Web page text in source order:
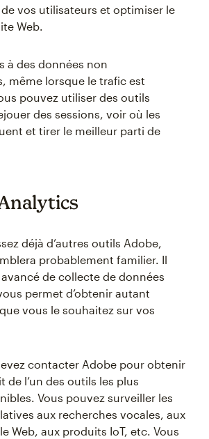
vos utilisateurs et optimiser le
Web.
à des données non
même lorsque le trafic est
pouvez utiliser des outils
des sessions, voir où les
et tirer le meilleur parti de
déjà d’autres outils Adobe,
probablement familier. Il
avancé de collecte de données
permet d’obtenir autant
vous le souhaitez sur vos
contacter Adobe pour obtenir
de l’un des outils les plus
Vous pouvez surveiller les
aux recherches vocales, aux
Web, aux produits IoT, etc. Vous